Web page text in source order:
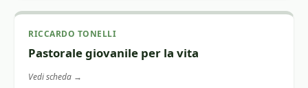
RICCARDO TONELLI
Pastorale giovanile per la vita
Vedi scheda →